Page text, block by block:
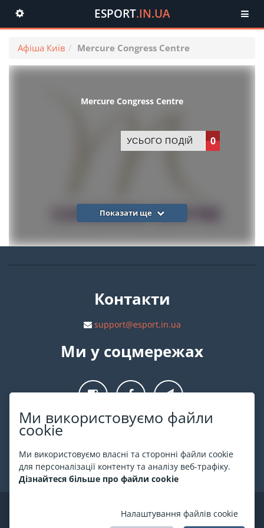
Ми використовуємо файли
cookie
Ми використовуємо власні та сторонні файли cookie
для персоналізації контенту та аналізу веб-трафіку.
Дізнайтеся більше про файли cookie
Налаштування файлів cookie
Toggle
navigation
ESPORT.IN.UA
Афіша Київ Mercure Congress Centre
Mercure Congress Centre
УСЬОГО ПОДІЙ 0
Показати ще
Контакти
support@esport.in.ua
Ми у соцмережах
Про ESPORT.in.ua
На ESPORT.in.ua представлена афіша Києва та інших міст
України. Всі квитки продаються офіційно. Ми працюємо
безпосередньо з касами.